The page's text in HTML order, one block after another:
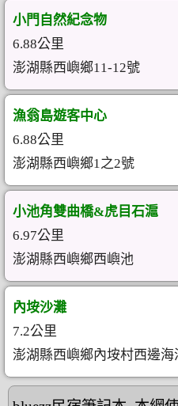
小門自然紀念物
6.88公里
澎湖縣西嶼鄉11-12號
漁翁島遊客中心
6.88公里
澎湖縣西嶼鄉1之2號
小池角雙曲橋&虎目石滬
6.97公里
澎湖縣西嶼鄉西嶼池
內垵沙灘
7.2公里
澎湖縣西嶼鄉內垵村西邊海